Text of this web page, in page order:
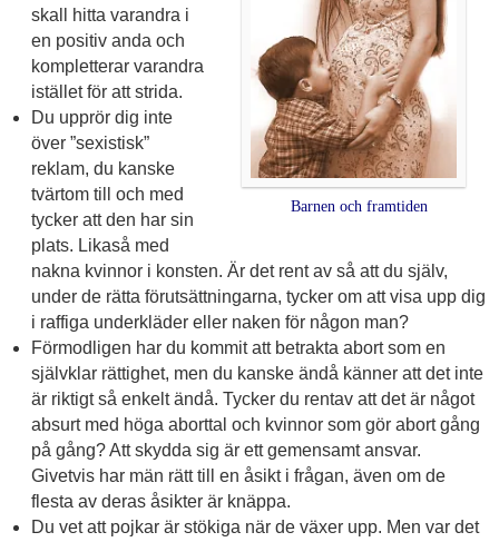
Barnen och framtiden
skall hitta varandra i
en positiv anda och
kompletterar varandra
istället för att strida.
Du upprör dig inte
över ”sexistisk”
reklam, du kanske
tvärtom till och med
tycker att den har sin
plats. Likaså med
nakna kvinnor i konsten. Är det rent av så att du själv,
under de rätta förutsättningarna, tycker om att visa upp dig
i raffiga underkläder eller naken för någon man?
Förmodligen har du kommit att betrakta abort som en
självklar rättighet, men du kanske ändå känner att det inte
är riktigt så enkelt ändå. Tycker du rentav att det är något
absurt med höga aborttal och kvinnor som gör abort gång
på gång? Att skydda sig är ett gemensamt ansvar.
Givetvis har män rätt till en åsikt i frågan, även om de
flesta av deras åsikter är knäppa.
Du vet att pojkar är stökiga när de växer upp. Men var det